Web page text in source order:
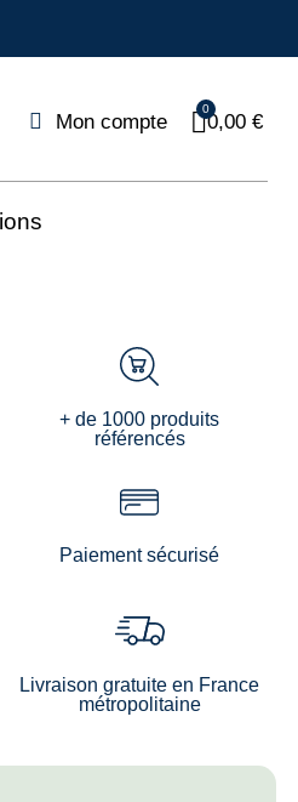
Mon compte 0,00 €
+ de 1000 produits
référencés
Paiement sécurisé
Livraison gratuite en France
métropolitaine